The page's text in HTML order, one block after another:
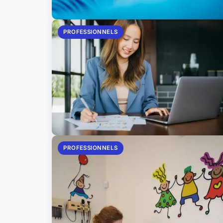
PROFESSIONNELS
PROFESSIONNELS